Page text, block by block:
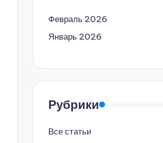
Февраль 2026
Январь 2026
Рубрики
Все статьи